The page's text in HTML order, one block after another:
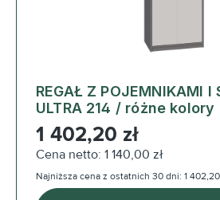
REGAŁ Z POJEMNIKAMI I
ULTRA 214 / różne kolory
Cena regularna:
1 402,20 zł
Cena netto: 1 140,00 zł
Najniższa cena z ostatnich 30 dni: 1 402,20